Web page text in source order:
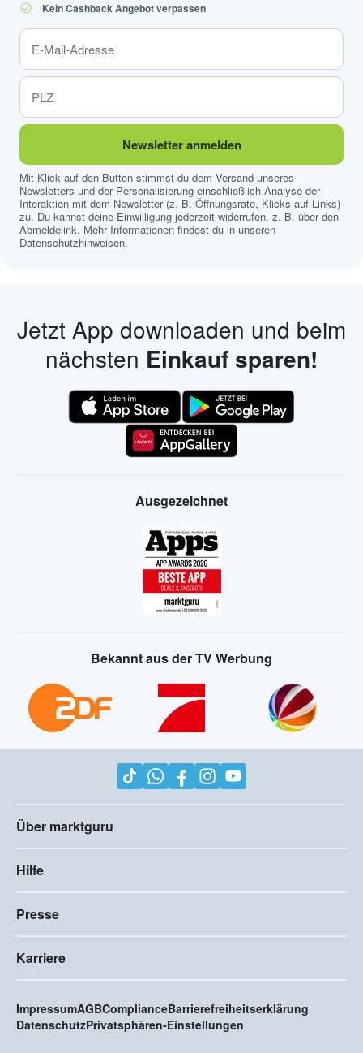
Kein Cashback Angebot verpassen
Newsletter anmelden
Mit Klick auf den Button stimmst du dem Versand unseres
Newsletters und der Personalisierung einschließlich Analyse der
Interaktion mit dem Newsletter (z. B. Öffnungsrate, Klicks auf Links)
zu. Du kannst deine Einwilligung jederzeit widerrufen, z. B. über den
Abmeldelink. Mehr Informationen findest du in unseren
Datenschutzhinweisen.
Jetzt App downloaden und beim
nächsten Einkauf sparen!
Ausgezeichnet
Bekannt aus der TV Werbung
Über marktguru
Hilfe
Presse
Karriere
ImpressumAGBComplianceBarrierefreiheitserklärung
DatenschutzPrivatsphären-Einstellungen